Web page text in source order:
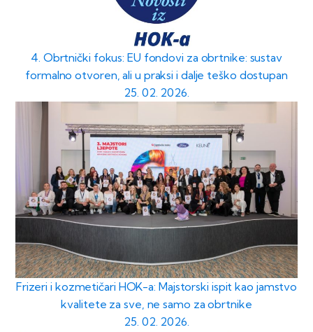
4. Obrtnički fokus: EU fondovi za obrtnike: sustav
formalno otvoren, ali u praksi i dalje teško dostupan
25. 02. 2026.
Frizeri i kozmetičari HOK-a: Majstorski ispit kao jamstvo
kvalitete za sve, ne samo za obrtnike
25. 02. 2026.